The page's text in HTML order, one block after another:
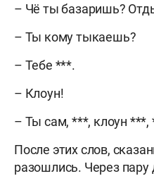
– Чё ты базаришь?
– Ты кому тыкаешь?
– Тебе ***.
– Клоун!
– Ты сам, ***, клоун
После этих слов,
разошлись. Через